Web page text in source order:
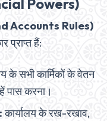
Powers)
Accounts Rules)
प्राप्त हैं:
के सभी कार्मिकों के वेतन
पास करना।
कार्यालय के रख-रखाव,